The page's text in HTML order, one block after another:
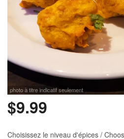
photo à titre indicatif seulement
$9.99
Choisissez le niveau d'épices /